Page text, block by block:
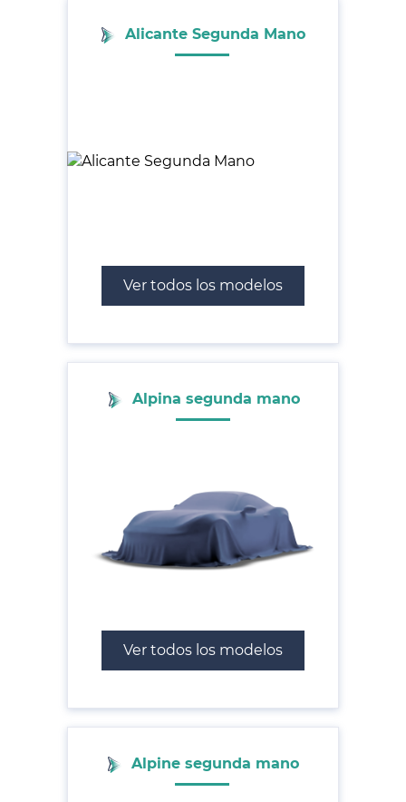
Alicante Segunda Mano
Ver todos los modelos
Alpina segunda mano
Ver todos los modelos
Alpine segunda mano